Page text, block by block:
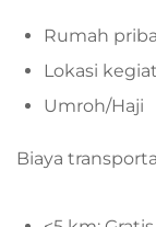
Rumah
Lokasi
Umroh/Haji
Biaya